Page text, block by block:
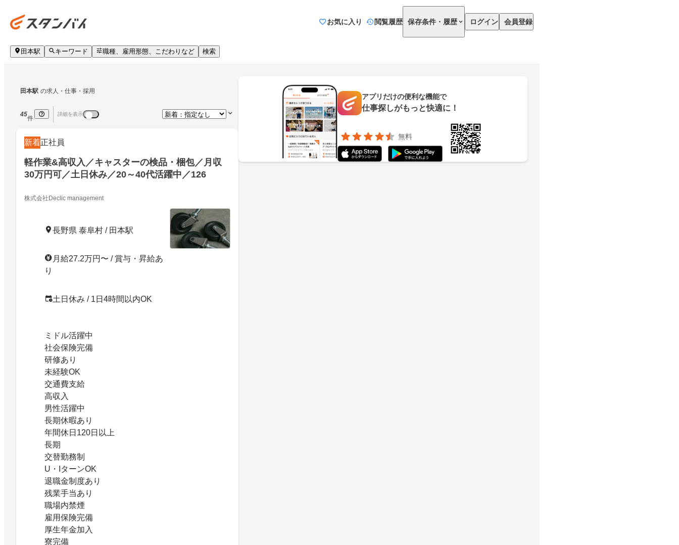
お気に入り 閲覧履歴 保存条件・履歴 ログイン 会員登録
田本駅 キーワード 職種、雇用形態、こだわりなど 検索
田本駅 の求人・仕事・採用
45
件
詳細を表示
新着正社員
軽作業&高収入／キャスターの検品・梱包／月収
30万円可／土日休み／20～40代活躍中／126
株式会社Declic management
長野県 泰阜村 / 田本駅
月給27.2万円〜 / 賞与・昇給あ
り
土日休み / 1日4時間以内OK
ミドル活躍中
社会保険完備
研修あり
未経験OK
交通費支給
高収入
男性活躍中
長期休暇あり
年間休日120日以上
長期
交替勤務制
U・IターンOK
退職金制度あり
残業手当あり
職場内禁煙
雇用保険完備
厚生年金加入
寮完備
アプリだけの便利な機能で
仕事探しがもっと快適に！
無料